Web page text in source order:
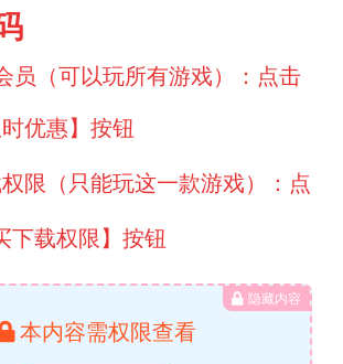
员（可以玩所有游戏）：点击
优惠】按钮
限（只能玩这一款游戏）：点
下载权限】按钮
隐藏内容
本内容需权限查看